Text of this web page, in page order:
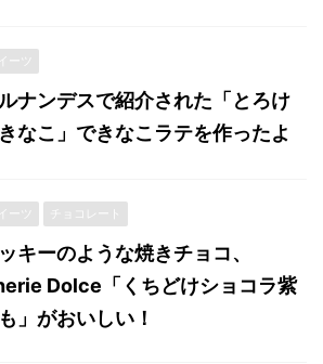
ーツ
ナンデスで紹介された「とろけ
なこ」できなこラテを作ったよ
ーツ チョコレート
キーのような焼きチョコ、
Dolce「くちどけショコラ紫
」がおいしい！